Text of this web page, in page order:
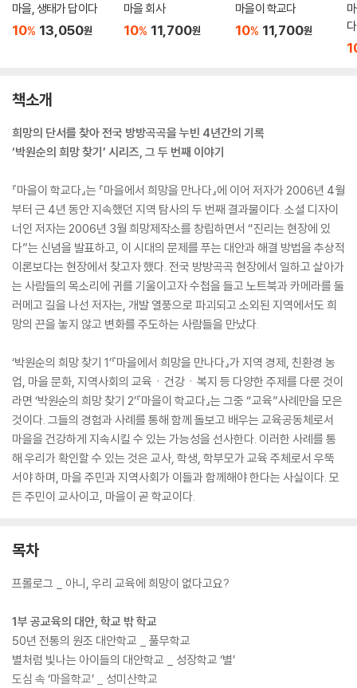
마을, 생태가 답이다
10% 13,050원
마을 회사
10% 11,700원
마을이 학교다
10% 11,700원
다
책소개
희망의 단서를 찾아 전국 방방곡곡을 누빈 4년간의 기록
‘박원순의 희망 찾기’ 시리즈, 그 두 번째 이야기
『마을이 학교다』는 『마을에서 희망을 만나다』에 이어 저자가 2006년 4월
부터 근 4년 동안 지속했던 지역 탐사의 두 번째 결과물이다. 소셜 디자이
너인 저자는 2006년 3월 희망제작소를 창립하면서 “진리는 현장에 있
다”는 신념을 발표하고, 이 시대의 문제를 푸는 대안과 해결 방법을 추상적
이론보다는 현장에서 찾고자 했다. 전국 방방곡곡 현장에서 일하고 살아가
는 사람들의 목소리에 귀를 기울이고자 수첩을 들고 노트북과 카메라를 둘
러메고 길을 나선 저자는, 개발 열풍으로 파괴되고 소외된 지역에서도 희
망의 끈을 놓지 않고 변화를 주도하는 사람들을 만났다.
‘박원순의 희망 찾기 1’『마을에서 희망을 만나다』가 지역 경제, 친환경 농
업, 마을 문화, 지역사회의 교육ㆍ건강ㆍ복지 등 다양한 주제를 다룬 것이
라면 ‘박원순의 희망 찾기 2’『마을이 학교다』는 그중 “교육”사례만을 모은
것이다. 그들의 경험과 사례를 통해 함께 돌보고 배우는 교육공동체로서
마을을 건강하게 지속시킬 수 있는 가능성을 선사한다. 이러한 사례를 통
해 우리가 확인할 수 있는 것은 교사, 학생, 학부모가 교육 주체로서 우뚝
서야 하며, 마을 주민과 지역사회가 이들과 함께해야 한다는 사실이다. 모
든 주민이 교사이고, 마을이 곧 학교이다.
목차
프롤로그 _ 아니, 우리 교육에 희망이 없다고요?
1부 공교육의 대안, 학교 밖 학교
50년 전통의 원조 대안학교 _ 풀무학교
별처럼 빛나는 아이들의 대안학교 _ 성장학교 ‘별’
도심 속 ‘마을학교’ _ 성미산학교